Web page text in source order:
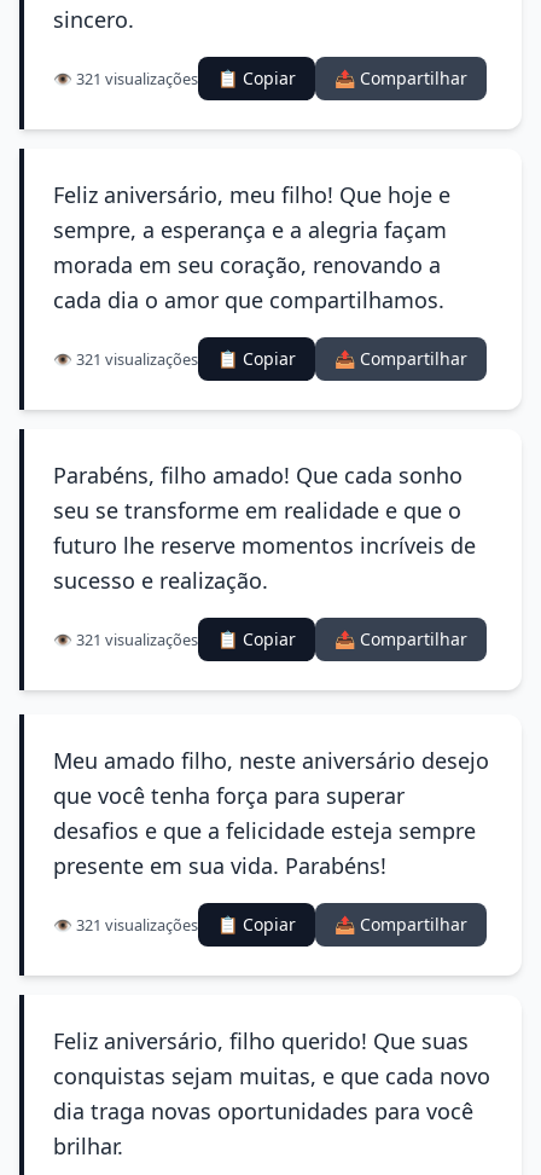
sincero.
👁️ 321 visualizações 📋 Copiar 📤 Compartilhar
Feliz aniversário, meu filho! Que hoje e
sempre, a esperança e a alegria façam
morada em seu coração, renovando a
cada dia o amor que compartilhamos.
👁️ 321 visualizações 📋 Copiar 📤 Compartilhar
Parabéns, filho amado! Que cada sonho
seu se transforme em realidade e que o
futuro lhe reserve momentos incríveis de
sucesso e realização.
👁️ 321 visualizações 📋 Copiar 📤 Compartilhar
Meu amado filho, neste aniversário desejo
que você tenha força para superar
desafios e que a felicidade esteja sempre
presente em sua vida. Parabéns!
👁️ 321 visualizações 📋 Copiar 📤 Compartilhar
Feliz aniversário, filho querido! Que suas
conquistas sejam muitas, e que cada novo
dia traga novas oportunidades para você
brilhar.